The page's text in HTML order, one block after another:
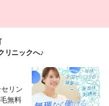
リニックへ♪
リン
無料